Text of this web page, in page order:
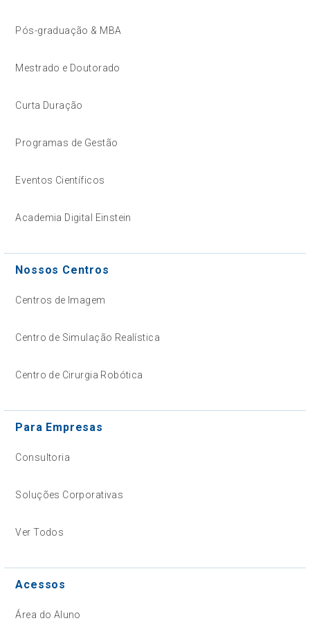
Pós-graduação & MBA
Mestrado e Doutorado
Curta Duração
Programas de Gestão
Eventos Científicos
Academia Digital Einstein
Nossos Centros
Centros de Imagem
Centro de Simulação Realística
Centro de Cirurgia Robótica
Para Empresas
Consultoria
Soluções Corporativas
Ver Todos
Acessos
Área do Aluno